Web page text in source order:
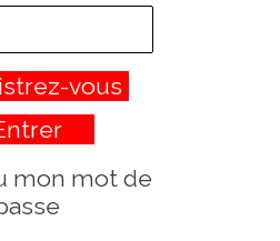
mon mot de